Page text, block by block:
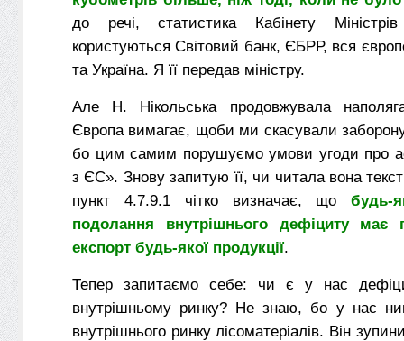
до речі, статистика Кабінету
користуються Світовий банк, ЄБРР, вся
та Україна. Я її передав міністру.
Але Н. Нікольська продовжувала
Європа вимагає, щоби ми скасували заборону
бо цим самим порушуємо умови угоди про
з ЄС». Знову запитую її, чи читала вона
пункт 4.7.9.1 чітко визначає, щобудь-
подолання внутрішнього дефіциту має
експорт будь-якої продукції.
Тепер запитаємо себе: чи є у нас
внутрішньому ринку? Не знаю, бо у нас
внутрішнього ринку лісоматеріалів. Він